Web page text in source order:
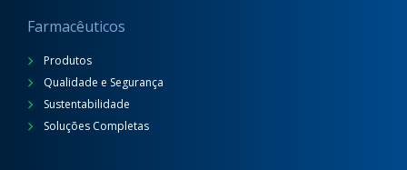
Farmacêuticos
Produtos
Qualidade e Segurança
Sustentabilidade
Soluções Completas